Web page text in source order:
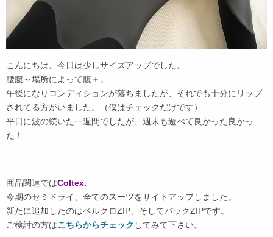
こんにちは。今日は少しサイズアップでした。
腰腹～場所によって腹＋。
午後になりコンディションが落ちましたが、それでも十分にリップ
されてる方がいました。（僕はチェックだけです）
平日に波の続いた一週間でしたが、週末も遊べて良かった良かっ
た！
商品関連ではColtex.
今期のセミドライ、全てのスーツをサイトアップしました。
新たに追加したのはベルクロZIP、そしてバックZIPです。
ご検討の方はこちらからチェック してみて下さい。